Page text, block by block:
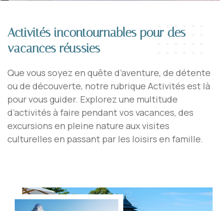
Activités incontournables pour des
vacances réussies
Que vous soyez en quête d’aventure, de détente
ou de découverte, notre rubrique Activités est là
pour vous guider. Explorez une multitude
d’activités à faire pendant vos vacances, des
excursions en pleine nature aux visites
culturelles en passant par les loisirs en famille.